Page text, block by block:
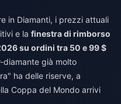
in Diamanti, i prezzi attuali
e la finestra di rimborso
su ordini tra 50 e 99 $
diamante già molto
ha delle riserve, a
Coppa del Mondo arrivi